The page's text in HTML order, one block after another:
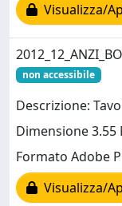
Visualizza/
non accessibile
Descrizione:
Dimensione 3.55
Formato Adobe
Visualizza/